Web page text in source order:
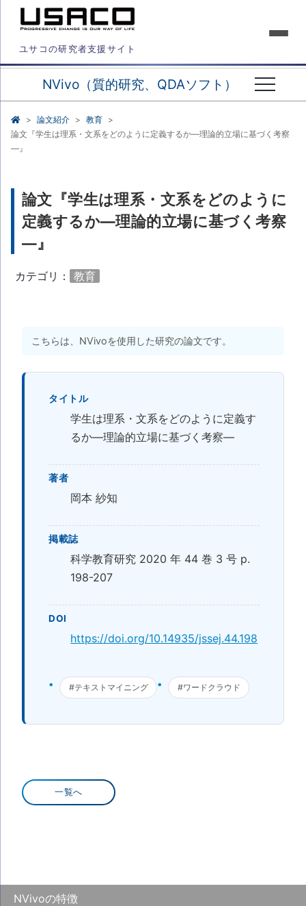
ユサコの研究者支援サイト
NVivo（質的研究、QDAソフト）
論文紹介
教育
論文『学生は理系・文系をどのように定義するか―理論的立場に基づく考察
―』
論文『学生は理系・文系をどのように
定義するか―理論的立場に基づく考察
―』
カテゴリ： 教育
こちらは、NVivoを使用した研究の論文です。
タイトル
学生は理系・文系をどのように定義す
るか―理論的立場に基づく考察―
著者
岡本 紗知
掲載誌
科学教育研究 2020 年 44 巻 3 号 p.
198-207
DOI
https://doi.org/10.14935/jssej.44.198
#テキストマイニング #ワードクラウド
一覧へ
NVivoの特徴